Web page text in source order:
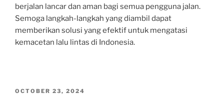
berjalan lancar dan aman bagi semua pengguna jalan.
Semoga langkah-langkah yang diambil dapat
memberikan solusi yang efektif untuk mengatasi
kemacetan lalu lintas di Indonesia.
POSTED
OCTOBER 23, 2024